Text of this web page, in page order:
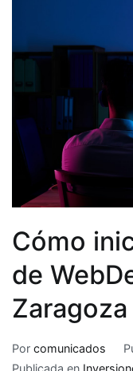
Cómo
de
Zaragoza
Por comunicados
Publicada en